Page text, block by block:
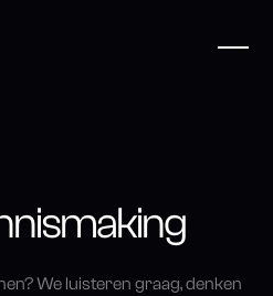
We luisteren graag, denken